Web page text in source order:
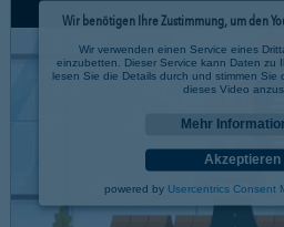
Wir benötigen Ihre Zustimmung, um den
Wir verwenden einen Service eines
einzubetten. Dieser Service kann Daten zu
lesen Sie die Details durch und stimmen Sie
dieses Video
Mehr
Akzeptieren
powered by Usercentrics Consent